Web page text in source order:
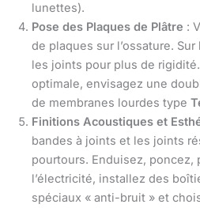
lunettes).
Pose des Plaques de Plâtre :
de plaques sur l’ossature.
les joints pour plus de
optimale, envisagez une
de membranes lourdes type
Finitions Acoustiques et
bandes à joints et les joints
pourtours. Enduisez, poncez,
l’électricité, installez des
spéciaux « anti-bruit » et